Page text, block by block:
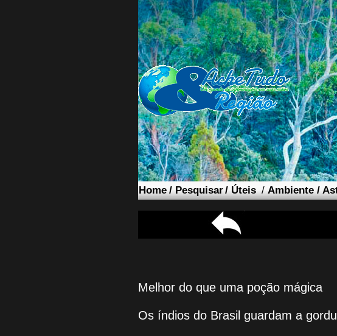
Home/Pesquisar/Úteis/Ambiente /
Melhor do que uma poção mágica
Os índios do Brasil guardam a